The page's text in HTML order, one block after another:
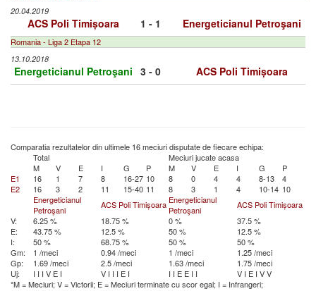
20.04.2019
ACS Poli Timișoara 1 - 1 Energeticianul Petroşani
Romania - Liga 2 Etapa 12
13.10.2018
Energeticianul Petroşani 3 - 0 ACS Poli Timișoara
Comparatia rezultatelor din ultimele 16 meciuri disputate de fiecare echipa:
Total
Meciuri jucate acasa
M
V E I G P M V E I G
P
E1
16 1 7 8 16-27 10 8 0 4 4 8-13
4
E2
16 3 2 11 15-40 11 8 3 1 4 10-14 10
Energeticianul
Petroşani
ACS Poli Timișoara Energeticianul
Petroşani
ACS Poli Timișoara
V:
6.25 % 18.75 % 0 %
37.5 %
E:
43.75 % 12.5 % 50 %
12.5 %
I:
50 % 68.75 % 50 %
50 %
Gm:
1 /meci 0.94 /meci 1 /meci
1.25 /meci
Gp:
1.69 /meci 2.5 /meci 1.63 /meci
1.75 /meci
Uj:
I I I V E I V I I I E I I I E E I I V I E I VV
*M = Meciuri; V = Victorii; E = Meciuri terminate cu scor egal; I = Infrangeri;